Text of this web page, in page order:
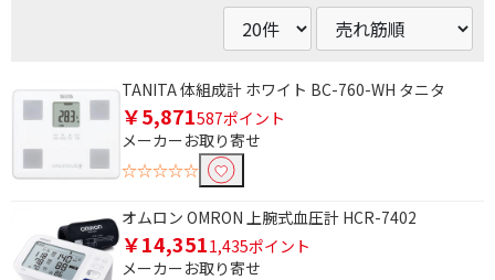
TANITA 体組成計 ホワイト BC-760-WH タニタ
￥5,871587ポイント
メーカーお取り寄せ
☆☆☆☆☆
オムロン OMRON 上腕式血圧計 HCR-7402
￥14,3511,435ポイント
メーカーお取り寄せ